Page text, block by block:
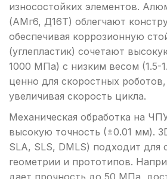
износостойких элементов.
(АМг6, Д16Т) облегчают
обеспечивая коррозионную
(углепластик) сочетают
1000 МПа) с низким весом (1.5-
ценно для скоростных
увеличивая скорость цикла.
Механическая обработка на
высокую точность (±0.01 мм).
SLA, SLS, DMLS) подходит для
геометрии и прототипов.
дает прочность до 50 МПа,